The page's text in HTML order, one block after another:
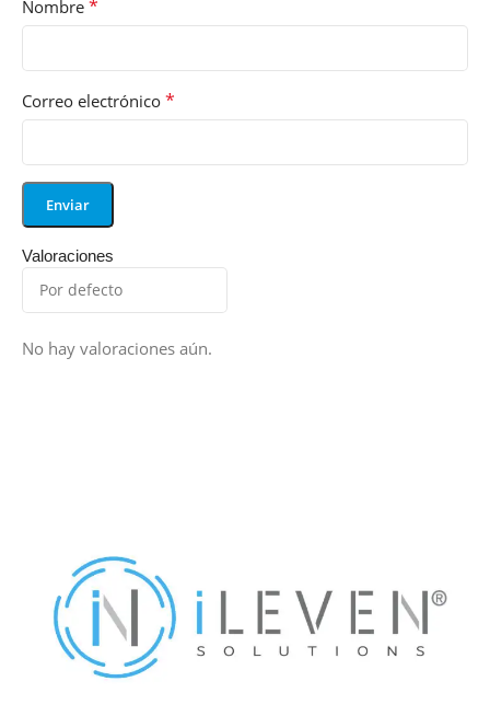
Valoraciones
No hay valoraciones aún.
Nombre *
Correo electrónico *